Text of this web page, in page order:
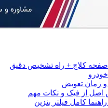
خودرو
و زمان تعویض
اصل از فیک و نکات مهم
کامل فیلتر بنزین